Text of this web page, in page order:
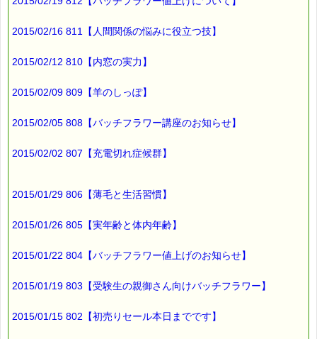
2015/02/16 811【人間関係の悩みに役立つ技】
2015/02/12 810【内窓の実力】
2015/02/09 809【羊のしっぽ】
2015/02/05 808【バッチフラワー講座のお知らせ】
2015/02/02 807【充電切れ症候群】
2015/01/29 806【薄毛と生活習慣】
2015/01/26 805【実年齢と体内年齢】
2015/01/22 804【バッチフラワー値上げのお知らせ】
2015/01/19 803【受験生の親御さん向けバッチフラワー】
2015/01/15 802【初売りセール本日までです】